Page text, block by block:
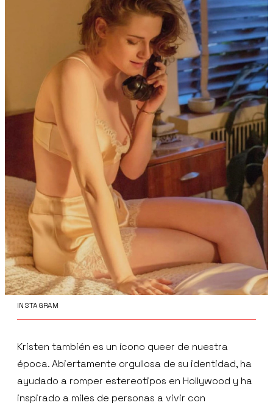
INSTAGRAM
Kristen también es un ícono queer de nuestra
época. Abiertamente orgullosa de su identidad, ha
ayudado a romper estereotipos en Hollywood y ha
inspirado a miles de personas a vivir con